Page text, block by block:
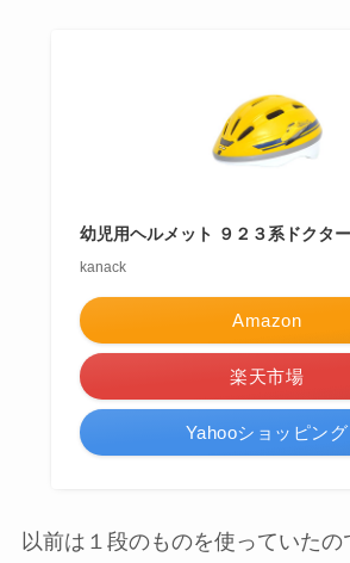
幼児用ヘルメット ９２３系ドクタ
kanack
Amazon
楽天市場
Yahooショッピング
以前は１段のものを使っていた